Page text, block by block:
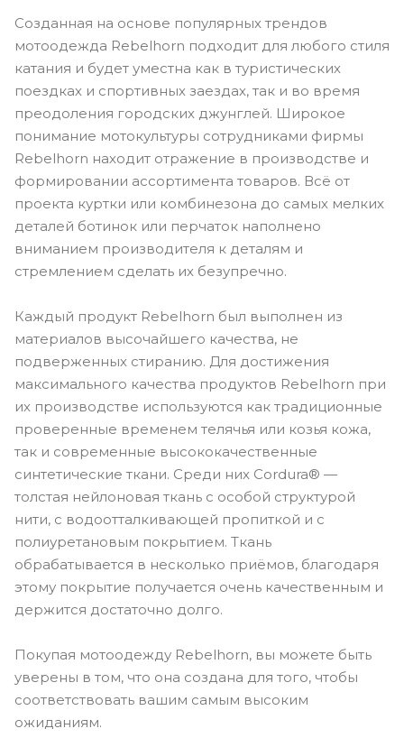
Созданная на основе популярных трендов
мотоодежда Rebelhorn подходит для любого стиля
катания и будет уместна как в туристических
поездках и спортивных заездах, так и во время
преодоления городских джунглей. Широкое
понимание мотокультуры сотрудниками фирмы
Rebelhorn находит отражение в производстве и
формировании ассортимента товаров. Всё от
проекта куртки или комбинезона до самых мелких
деталей ботинок или перчаток наполнено
вниманием производителя к деталям и
стремлением сделать их безупречно.
Каждый продукт Rebelhorn был выполнен из
материалов высочайшего качества, не
подверженных стиранию. Для достижения
максимального качества продуктов Rebelhorn при
их производстве используются как традиционные
проверенные временем телячья или козья кожа,
так и современные высококачественные
синтетические ткани. Среди них Cordura® —
толстая нейлоновая ткань с особой структурой
нити, с водоотталкивающей пропиткой и с
полиуретановым покрытием. Ткань
обрабатывается в несколько приёмов, благодаря
этому покрытие получается очень качественным и
держится достаточно долго.
Покупая мотоодежду Rebelhorn, вы можете быть
уверены в том, что она создана для того, чтобы
соответствовать вашим самым высоким
ожиданиям.